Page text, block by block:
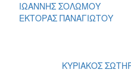
ΙΩΑΝΝΗΣ ΣΟΛΩΜΟΥ
ΕΚΤΟΡΑΣ ΠΑΝΑΓΙΩΤΟΥ
ΚΥΡΙΑΚΟΣ